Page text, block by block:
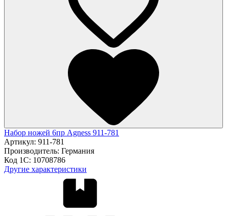
Набор ножей 6пр Agness 911-781
Артикул: 911-781
Производитель: Германия
Код 1С: 10708786
Другие характеристики